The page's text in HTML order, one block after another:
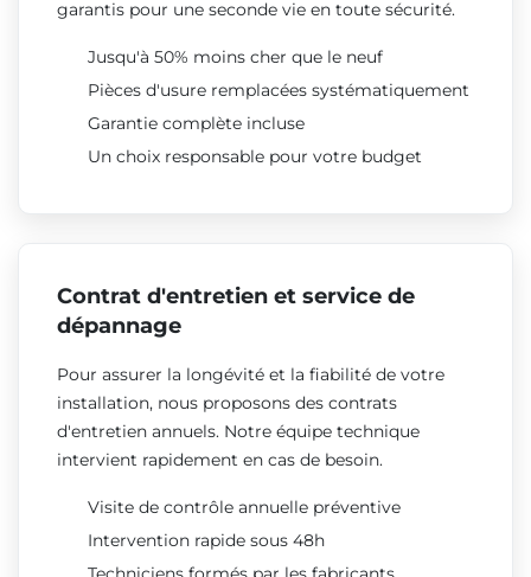
garantis pour une seconde vie en toute sécurité.
Jusqu'à 50% moins cher que le neuf
Pièces d'usure remplacées systématiquement
Garantie complète incluse
Un choix responsable pour votre budget
Contrat d'entretien et service de
dépannage
Pour assurer la longévité et la fiabilité de votre
installation, nous proposons des contrats
d'entretien annuels. Notre équipe technique
intervient rapidement en cas de besoin.
Visite de contrôle annuelle préventive
Intervention rapide sous 48h